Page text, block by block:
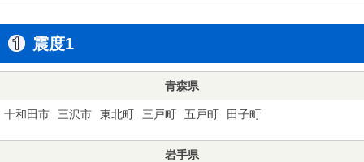
震度1
青森県
十和田市 三沢市 東北町 三戸町 五戸町 田子町
岩手県